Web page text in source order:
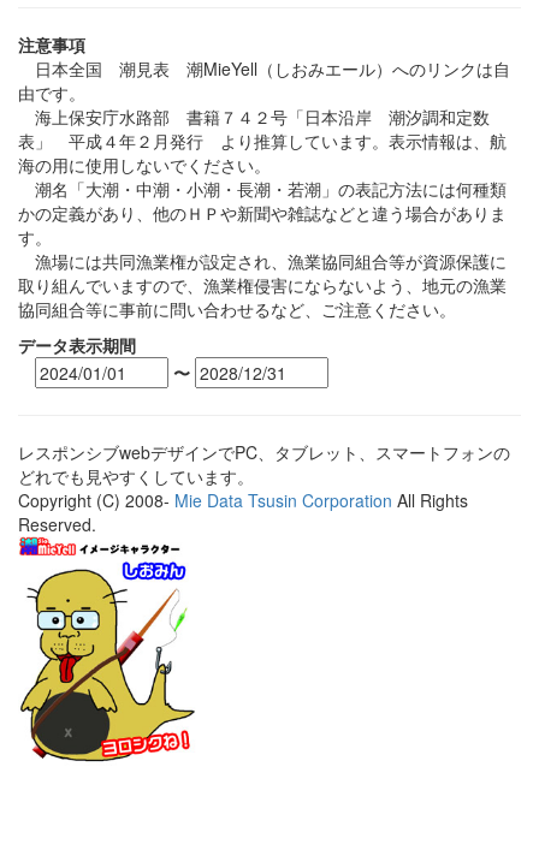
注意事項
日本全国 潮見表 潮MieYell（しおみエール）へのリンクは自
由です。
海上保安庁水路部 書籍７４２号「日本沿岸 潮汐調和定数
表」 平成４年２月発行 より推算しています。表示情報は、航
海の用に使用しないでください。
潮名「大潮・中潮・小潮・長潮・若潮」の表記方法には何種類
かの定義があり、他のＨＰや新聞や雑誌などと違う場合がありま
す。
漁場には共同漁業権が設定され、漁業協同組合等が資源保護に
取り組んでいますので、漁業権侵害にならないよう、地元の漁業
協同組合等に事前に問い合わせるなど、ご注意ください。
データ表示期間
〜
レスポンシブwebデザインでPC、タブレット、スマートフォンの
どれでも見やすくしています。
Copyright (C) 2008- Mie Data Tsusin Corporation All Rights
Reserved.